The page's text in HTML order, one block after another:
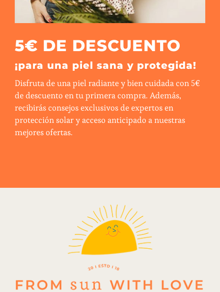
5€ DE DESCUENTO
¡para una piel sana y protegida!
Disfruta de una piel radiante y bien cuidada con 5€
de descuento en tu primera compra. Además,
recibirás consejos exclusivos de expertos en
protección solar y acceso anticipado a nuestras
mejores ofertas.